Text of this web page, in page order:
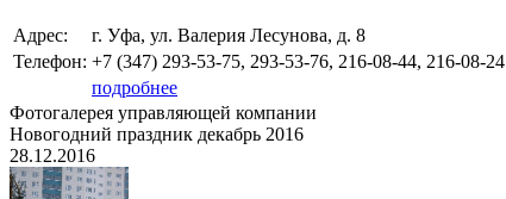
Адрес:
г. Уфа, ул. Валерия Лесунова, д. 8
Телефон: +7 (347) 293-53-75, 293-53-76, 216-08-44, 216-08-24
подробнее
Фотогалерея управляющей компании
Новогодний праздник декабрь 2016
28.12.2016